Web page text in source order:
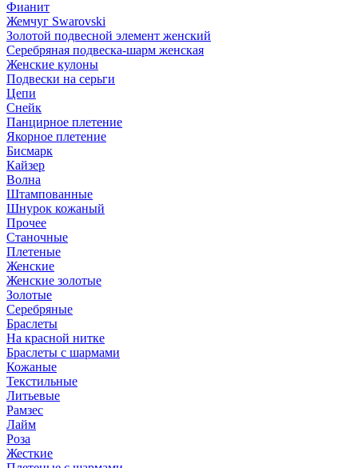
Фианит
Жемчуг Swarovski
Золотой подвесной элемент женcкий
Серебряная подвеска-шарм женская
Женские кулоны
Подвески на серьги
Цепи
Снейк
Панцирное плетение
Якорное плетение
Бисмарк
Кайзер
Волна
Штампованные
Шнурок кожаный
Прочее
Станочные
Плетеные
Женские
Женские золотые
Золотые
Серебряные
Браслеты
На красной нитке
Браслеты с шармами
Кожаные
Текстильные
Литьевые
Рамзес
Лайм
Роза
Жесткие